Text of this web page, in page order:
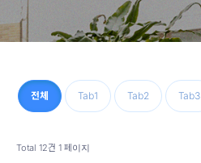
전체 Tab1 Tab2 Tab3
Total 12건 1 페이지